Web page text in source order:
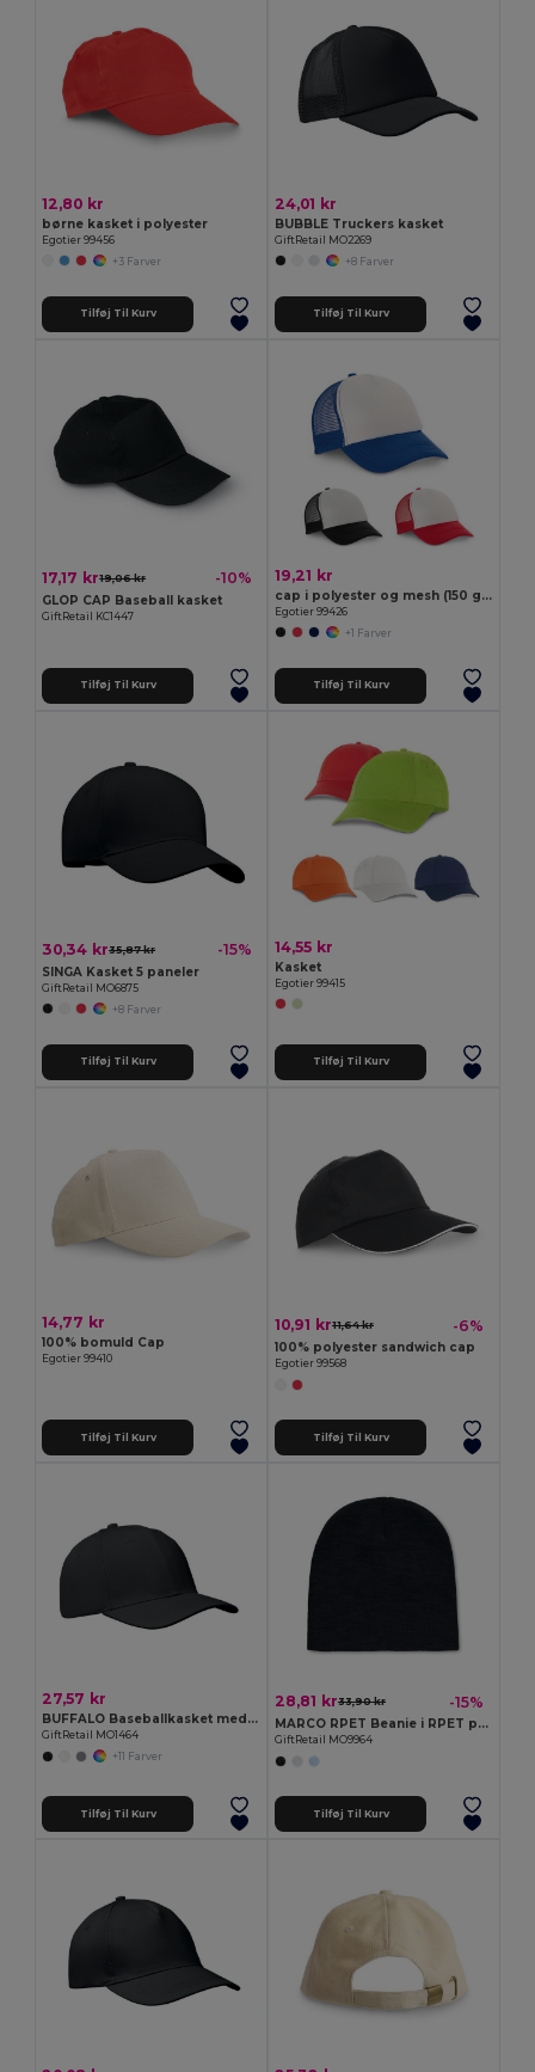
12,80 kr
børne kasket i polyester
Egotier 99456
+3 Farver
Tilføj Til Kurv
24,01 kr
BUBBLE Truckers kasket
GiftRetail MO2269
+8 Farver
Tilføj Til Kurv
17,17 kr19,06 kr -10%
GLOP CAP Baseball kasket
GiftRetail KC1447
Tilføj Til Kurv
19,21 kr
cap i polyester og mesh (150 g/m²)
Egotier 99426
+1 Farver
Tilføj Til Kurv
30,34 kr35,87 kr -15%
SINGA Kasket 5 paneler
GiftRetail MO6875
+8 Farver
Tilføj Til Kurv
14,55 kr
Kasket
Egotier 99415
Tilføj Til Kurv
14,77 kr
100% bomuld Cap
Egotier 99410
Tilføj Til Kurv
10,91 kr11,64 kr -6%
100% polyester sandwich cap
Egotier 99568
Tilføj Til Kurv
27,57 kr
BUFFALO Baseballkasket med 6 paneler
GiftRetail MO1464
+11 Farver
Tilføj Til Kurv
28,81 kr33,90 kr -15%
MARCO RPET Beanie i RPET polyester
GiftRetail MO9964
Tilføj Til Kurv